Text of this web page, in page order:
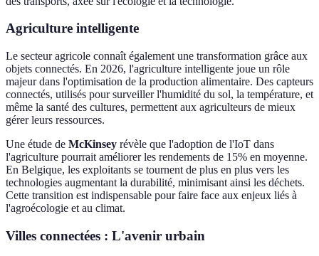
Agriculture intelligente
Le secteur agricole connaît également une transformation grâce aux
objets connectés. En 2026, l'agriculture intelligente joue un rôle
majeur dans l'optimisation de la production alimentaire. Des capteurs
connectés, utilisés pour surveiller l'humidité du sol, la température, et
même la santé des cultures, permettent aux agriculteurs de mieux
gérer leurs ressources.
Une étude de McKinsey révèle que l'adoption de l'IoT dans
l'agriculture pourrait améliorer les rendements de 15% en moyenne.
En Belgique, les exploitants se tournent de plus en plus vers les
technologies augmentant la durabilité, minimisant ainsi les déchets.
Cette transition est indispensable pour faire face aux enjeux liés à
l'agroécologie et au climat.
Villes connectées : L'avenir urbain